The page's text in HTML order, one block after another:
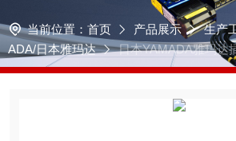
当前位置： 首页 产品展示 生产
ADA/日本雅玛达
日本YAMADA雅玛达
0BA